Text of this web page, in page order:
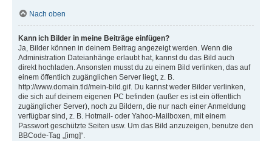
Nach oben
Kann ich Bilder in meine Beiträge einfügen?
Ja, Bilder können in deinem Beitrag angezeigt werden. Wenn die
Administration Dateianhänge erlaubt hat, kannst du das Bild auch
direkt hochladen. Ansonsten musst du zu einem Bild verlinken, das auf
einem öffentlich zugänglichen Server liegt, z. B.
http://www.domain.tld/mein-bild.gif. Du kannst weder Bilder verlinken,
die sich auf deinem eigenen PC befinden (außer es ist ein öffentlich
zugänglicher Server), noch zu Bildern, die nur nach einer Anmeldung
verfügbar sind, z. B. Hotmail- oder Yahoo-Mailboxen, mit einem
Passwort geschützte Seiten usw. Um das Bild anzuzeigen, benutze den
BBCode-Tag „[img]“.